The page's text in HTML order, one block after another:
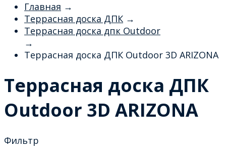
Главная →
Террасная доска ДПК →
Террасная доска дпк Outdoor
→
Террасная доска ДПК Outdoor 3D ARIZONA
Террасная доска ДПК
Outdoor 3D ARIZONA
Фильтр